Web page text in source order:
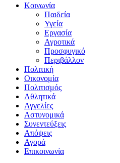
Κοινωνία
Παιδεία
Υγεία
Εργασία
Αγροτικά
Προσφυγικό
Περιβάλλον
Πολιτική
Οικονομία
Πολιτισμός
Αθλητικά
Αγγελίες
Αστυνομικά
Συνεντεύξεις
Απόψεις
Αγορά
Επικοινωνία